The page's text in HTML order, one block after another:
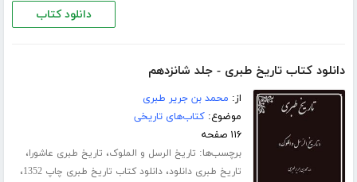
دانلود کتاب
دانلود کتاب تاریخ طبری - جلد شانزدهم
از: محمد بن جریر طبری
موضوع:کتاب‌های تاریخی
۱۱۶ صفحه
برچسب‌ها: تاریخ الرسل و الملوک، تاریخ طبری عاشورا،
تاریخ طبری دانلود،دانلود کتاب تاریخ طبری چاپ 1352 ،